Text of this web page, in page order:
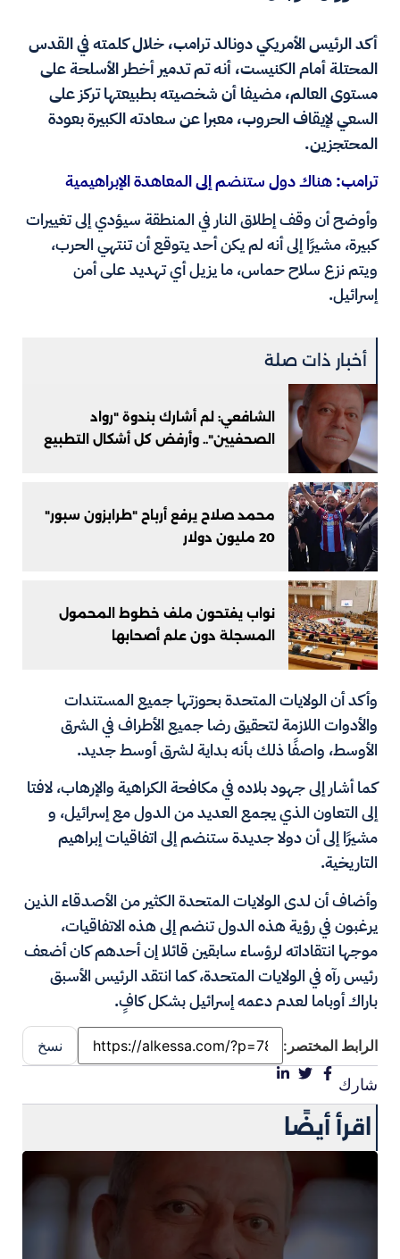
أكد الرئيس الأمريكي دونالد ترامب، خلال كلمته في القدس
المحتلة أمام الكنيست، أنه تم تدمير أخطر الأسلحة على
مستوى العالم، مضيفا أن شخصيته بطبيعتها تركز على
السعي لإيقاف الحروب، معبرا عن سعادته الكبيرة بعودة
المحتجزين.
ترامب: هناك دول ستنضم إلى المعاهدة الإبراهيمية
وأوضح أن وقف إطلاق النار في المنطقة سيؤدي إلى تغييرات
كبيرة، مشيرًا إلى أنه لم يكن أحد يتوقع أن تنتهي الحرب،
ويتم نزع سلاح حماس، ما يزيل أي تهديد على أمن
إسرائيل.
أخبار ذات صلة
الشافعي: لم أشارك بندوة "رواد
الصحفيين".. وأرفض كل أشكال التطبيع
محمد صلاح يرفع أرباح "طرابزون سبور"
20 مليون دولار
نواب يفتحون ملف خطوط المحمول
المسجلة دون علم أصحابها
وأكد أن الولايات المتحدة بحوزتها جميع المستندات
والأدوات اللازمة لتحقيق رضا جميع الأطراف في الشرق
الأوسط، واصفًا ذلك بأنه بداية لشرق أوسط جديد.
كما أشار إلى جهود بلاده في مكافحة الكراهية والإرهاب، لافتا
إلى التعاون الذي يجمع العديد من الدول مع إسرائيل، و
مشيرًا إلى أن دولا جديدة ستنضم إلى اتفاقيات إبراهيم
التاريخية.
وأضاف أن لدى الولايات المتحدة الكثير من الأصدقاء الذين
يرغبون في رؤية هذه الدول تنضم إلى هذه الاتفاقيات،
موجها انتقاداته لرؤساء سابقين قائلا إن أحدهم كان أضعف
رئيس رآه في الولايات المتحدة، كما انتقد الرئيس الأسبق
باراك أوباما لعدم دعمه إسرائيل بشكل كافٍ.
الرابط المختصر: نسخ
شارك
اقرأ أيضًا